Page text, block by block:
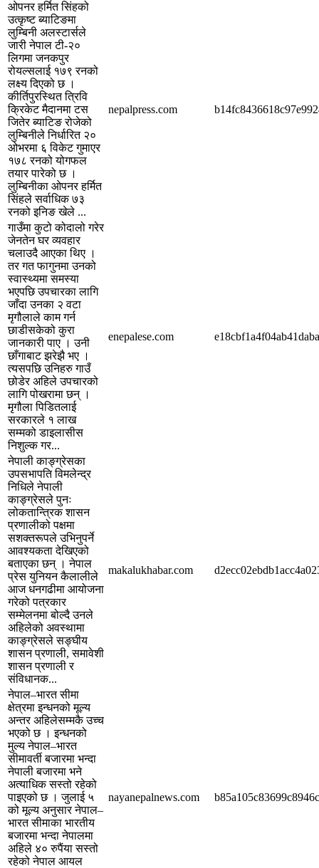
ओपनर हर्मित सिंहको
उत्कृष्ट ब्याटिङमा
लुम्बिनी अलस्टार्सले
जारी नेपाल टी-२०
लिगमा जनकपुर
रोयल्सलाई १७९ रनको
लक्ष्य दिएको छ ।
कीर्तिपुरस्थित त्रिवि
क्रिकेट मैदानमा टस
जितेर ब्याटिङ रोजेको
लुम्बिनीले निर्धारित २०
ओभरमा ६ विकेट गुमाएर
१७८ रनको योगफल
तयार पारेको छ ।
लुम्बिनीका ओपनर हर्मित
सिंहले सर्वाधिक ७३
रनको इनिङ खेले ...
nepalpress.com
गाउँमा कुटो कोदालो गरेर
जेनतेन घर व्यवहार
चलाउदै आएका थिए ।
तर गत फागुनमा उनको
स्वास्थ्यमा समस्या
भएपछि उपचारका लागि
जाँदा उनका २ वटा
मृगौलाले काम गर्न
छाडीसकेको कुरा
जानकारी पाए । उनी
छाँगाबाट झरेझै भए ।
त्यसपछि उनिहरु गाउँ
छोडेर अहिले उपचारको
लागि पोखरामा छन् ।
मृगौला पिडितलाई
सरकारले १ लाख
सम्मको डाइलासीस
निशुल्क गर...
enepalese.com
नेपाली काङ्ग्रेसका
उपसभापति विमलेन्द्र
निधिले नेपाली
काङ्ग्रेसले पुनः
लोकतान्त्रिक शासन
प्रणालीको पक्षमा
सशक्तरूपले उभिनुपर्ने
आवश्यकता देखिएको
बताएका छन् । नेपाल
प्रेस युनियन कैलालीले
आज धनगढीमा आयोजना
गरेको पत्रकार
सम्मेलनमा बोल्दै उनले
अहिलेको अवस्थामा
काङ्ग्रेसले सङ्घीय
शासन प्रणाली, समावेशी
शासन प्रणाली र
संविधानक...
makalukhabar.com
नेपाल–भारत सीमा
क्षेत्रमा इन्धनको मूल्य
अन्तर अहिलेसम्मकै उच्च
भएको छ । इन्धनको
मुल्य नेपाल–भारत
सीमावर्ती बजारमा भन्दा
नेपाली बजारमा भने
अत्याधिक सस्तो रहेको
पाइएको छ । जुलाई ५
को मूल्य अनुसार नेपाल–
भारत सीमाका भारतीय
बजारमा भन्दा नेपालमा
अहिले ४० रुपैंया सस्तो
रहेको नेपाल आयल
nayanepalnews.com